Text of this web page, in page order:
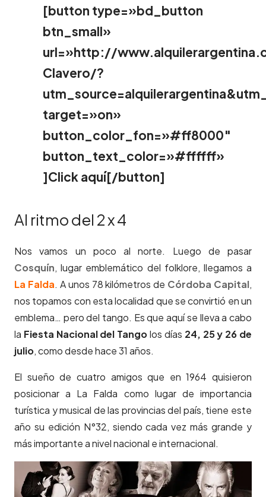
[button type=»bd_button
btn_small»
url=»http://
Clavero/?
target=»on»
button_color_fon=»#ff8000″
button_text_color=»#ffffff»
]Click aquí[/button]
Al ritmo del 2 x 4
Nos vamos un poco al norte. Luego de pasar
Cosquín, lugar emblemático del folklore, llegamos a
La Falda. A unos 78 kilómetros de Córdoba Capital,
nos topamos con esta localidad que se convirtió en un
emblema… pero del tango. Es que aquí se lleva a cabo
la Fiesta Nacional del Tangolos días 24, 25 y 26 de
julio, como desde hace 31 años.
El sueño de cuatro amigos que en 1964 quisieron
posicionar a La Falda como lugar de importancia
turística y musical de las provincias del país, tiene este
año su edición N°32, siendo cada vez más grande y
más importante a nivel nacional e internacional.